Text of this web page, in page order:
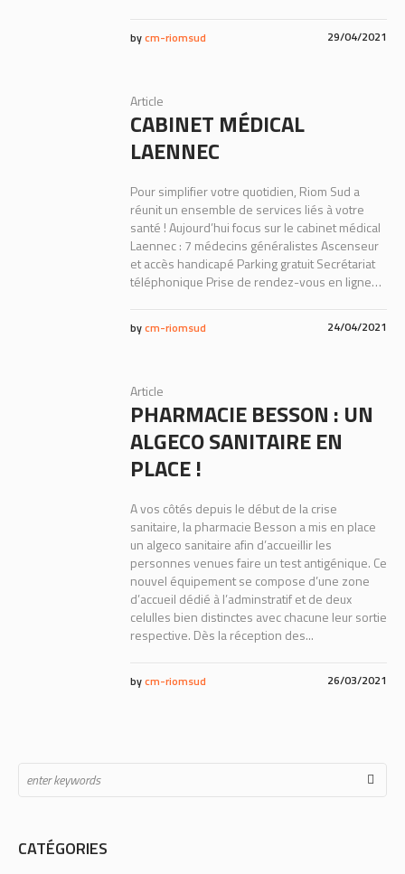
29/04/2021
bycm-riomsud
Article
CABINET MÉDICAL
LAENNEC
Pour simplifier votre quotidien, Riom Sud a
réunit un ensemble de services liés à votre
santé ! Aujourd’hui focus sur le cabinet médical
Laennec : 7 médecins généralistes Ascenseur
et accès handicapé Parking gratuit Secrétariat
téléphonique Prise de rendez-vous en ligne…
24/04/2021
bycm-riomsud
Article
PHARMACIE BESSON : UN
ALGECO SANITAIRE EN
PLACE !
A vos côtés depuis le début de la crise
sanitaire, la pharmacie Besson a mis en place
un algeco sanitaire afin d’accueillir les
personnes venues faire un test antigénique. Ce
nouvel équipement se compose d’une zone
d’accueil dédié à l’adminstratif et de deux
celulles bien distinctes avec chacune leur sortie
respective. Dès la réception des...
26/03/2021
bycm-riomsud
CATÉGORIES